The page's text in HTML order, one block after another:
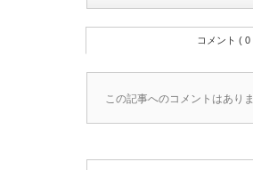
コメント ( 0
この記事へのコメントはありま